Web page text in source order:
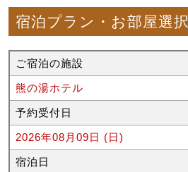
宿泊プラン・お部屋選択
ご宿泊の施設
熊の湯ホテル
予約受付日
2026年08月09日 (日)
宿泊日